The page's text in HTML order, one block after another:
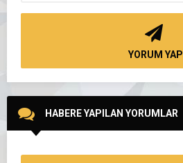
YORUM YAP
HABERE YAPILAN YORUMLAR